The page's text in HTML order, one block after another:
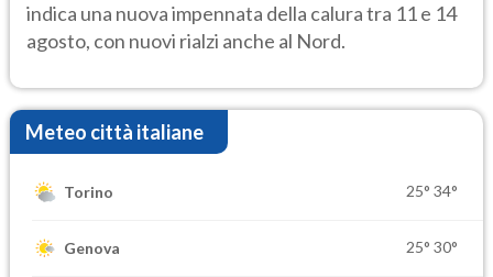
indica una nuova impennata della calura tra 11 e 14
agosto, con nuovi rialzi anche al Nord.
Meteo città italiane
Torino 25° 34°
Genova 25° 30°